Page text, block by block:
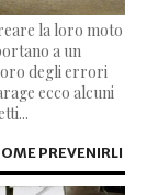
la loro moto
a un
degli errori
ecco alcuni
PREVENIRLI